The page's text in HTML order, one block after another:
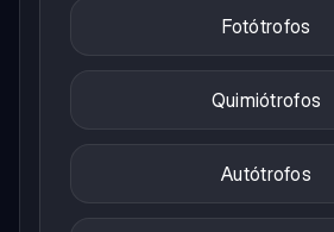
Fotótrofos
Quimiótrofos
Autótrofos